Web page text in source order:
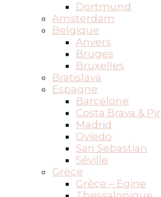
Dortmund
Amsterdam
Belgique
Anvers
Bruges
Bruxelles
Bratislava
Espagne
Barcelone
Costa Brava &
Madrid
Oviedo
San Sebastian
Séville
Grèce
Grèce – Egine